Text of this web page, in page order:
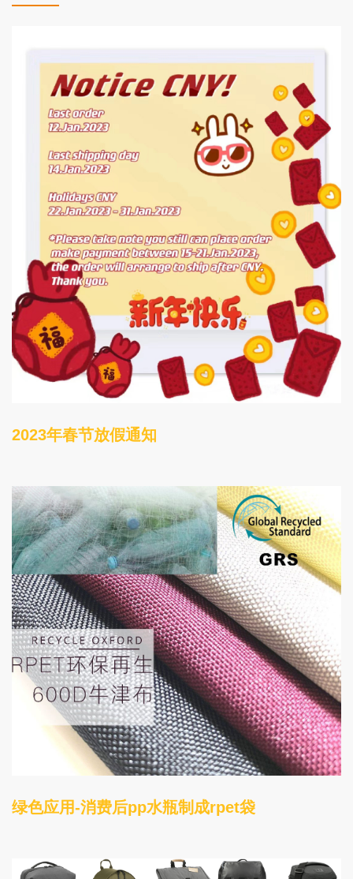
2023年春节放假通知
绿色应用-消费后pp水瓶制成rpet袋